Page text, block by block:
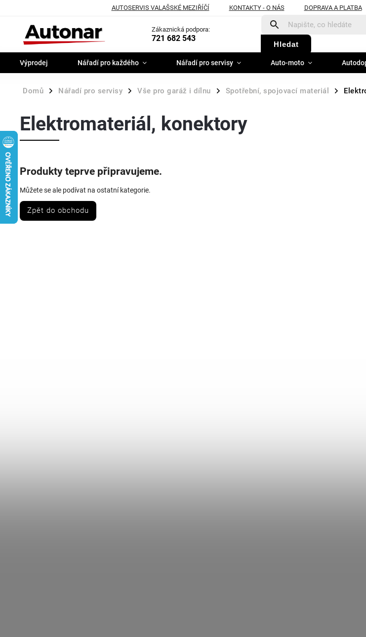
AUTOSERVIS VALAŠSKÉ MEZIŘÍČÍ KONTAKTY - O NÁS DOPRAVA A PLATBA
Zákaznická podpora:
721 682 543
Hledat
Výprodej Nářadí pro každého Nářadí pro servisy Auto-moto
Domů / Nářadí pro servisy / Vše pro garáž i dílnu / Spotřební, spojovací materiál /
Elektromateriál, konektory
Produkty teprve připravujeme.
Můžete se ale podívat na ostatní kategorie.
Zpět do obchodu